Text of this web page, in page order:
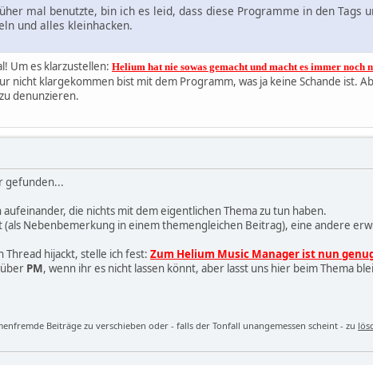
mal benutzte, bin ich es leid, dass diese Programme in den Tags
und alles kleinhacken.
Um es klarzustellen: Helium hat nie sowas gemacht und macht es immer noch
nicht klargekommen bist mit dem Programm, was ja keine Schande ist.
denunzieren.
gefunden...
die nichts mit dem eigentlichen Thema zu tun haben.
Nebenbemerkung in einem themengleichen Beitrag), eine andere
hijackt, stelle ich fest: Zum Helium Music Manager ist nun
PM, wenn ihr es nicht lassen könnt, aber lasst uns hier beim Thema
Beiträge zu verschieben oder - falls der Tonfall unangemessen scheint - zu